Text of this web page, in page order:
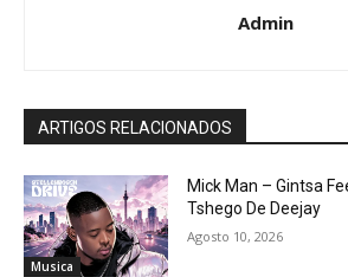
Admin
ARTIGOS RELACIONADOS
Musica
Mick Man – Gintsa
Tshego De Deejay
Agosto 10, 2026